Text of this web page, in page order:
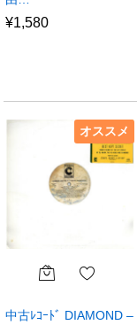
¥1,580
オススメ
中古ﾚｺｰﾄﾞ DIAMOND –